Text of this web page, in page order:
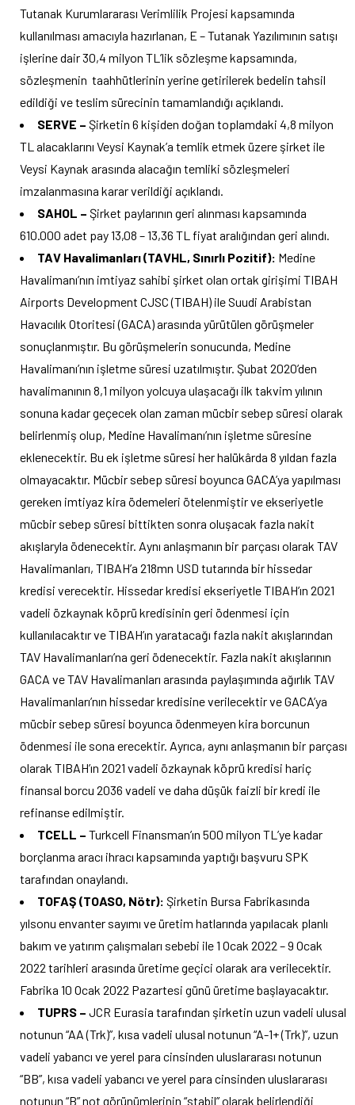
Tutanak Kurumlararası Verimlilik Projesi kapsamında
kullanılması amacıyla hazırlanan, E – Tutanak Yazılımının satışı
işlerine dair 30,4 milyon TL’lik sözleşme kapsamında,
sözleşmenin taahhütlerinin yerine getirilerek bedelin tahsil
edildiği ve teslim sürecinin tamamlandığı açıklandı.
SERVE – Şirketin 6 kişiden doğan toplamdaki 4,8 milyon
TL alacaklarını Veysi Kaynak’a temlik etmek üzere şirket ile
Veysi Kaynak arasında alacağın temliki sözleşmeleri
imzalanmasına karar verildiği açıklandı.
SAHOL – Şirket paylarının geri alınması kapsamında
610.000 adet pay 13,08 – 13,36 TL fiyat aralığından geri alındı.
TAV Havalimanları (TAVHL, Sınırlı Pozitif): Medine
Havalimanı’nın imtiyaz sahibi şirket olan ortak girişimi TIBAH
Airports Development CJSC (TIBAH) ile Suudi Arabistan
Havacılık Otoritesi (GACA) arasında yürütülen görüşmeler
sonuçlanmıştır. Bu görüşmelerin sonucunda, Medine
Havalimanı’nın işletme süresi uzatılmıştır. Şubat 2020’den
havalimanının 8,1 milyon yolcuya ulaşacağı ilk takvim yılının
sonuna kadar geçecek olan zaman mücbir sebep süresi olarak
belirlenmiş olup, Medine Havalimanı’nın işletme süresine
eklenecektir. Bu ek işletme süresi her halükârda 8 yıldan fazla
olmayacaktır. Mücbir sebep süresi boyunca GACA’ya yapılması
gereken imtiyaz kira ödemeleri ötelenmiştir ve ekseriyetle
mücbir sebep süresi bittikten sonra oluşacak fazla nakit
akışlaryla ödenecektir. Aynı anlaşmanın bir parçası olarak TAV
Havalimanları, TIBAH’a 218mn USD tutarında bir hissedar
kredisi verecektir. Hissedar kredisi ekseriyetle TIBAH’ın 2021
vadeli özkaynak köprü kredisinin geri ödenmesi için
kullanılacaktır ve TIBAH’ın yaratacağı fazla nakit akışlarından
TAV Havalimanları’na geri ödenecektir. Fazla nakit akışlarının
GACA ve TAV Havalimanları arasında paylaşımında ağırlık TAV
Havalimanları’nın hissedar kredisine verilecektir ve GACA’ya
mücbir sebep süresi boyunca ödenmeyen kira borcunun
ödenmesi ile sona erecektir. Ayrıca, aynı anlaşmanın bir parçası
olarak TIBAH’ın 2021 vadeli özkaynak köprü kredisi hariç
finansal borcu 2036 vadeli ve daha düşük faizli bir kredi ile
refinanse edilmiştir.
TCELL – Turkcell Finansman’ın 500 milyon TL’ye kadar
borçlanma aracı ihracı kapsamında yaptığı başvuru SPK
tarafından onaylandı.
TOFAŞ (TOASO, Nötr): Şirketin Bursa Fabrikasında
yılsonu envanter sayımı ve üretim hatlarında yapılacak planlı
bakım ve yatırım çalışmaları sebebi ile 1 Ocak 2022 – 9 Ocak
2022 tarihleri arasında üretime geçici olarak ara verilecektir.
Fabrika 10 Ocak 2022 Pazartesi günü üretime başlayacaktır.
TUPRS – JCR Eurasia tarafından şirketin uzun vadeli ulusal
notunun “AA (Trk)”, kısa vadeli ulusal notunun “A-1+ (Trk)”, uzun
vadeli yabancı ve yerel para cinsinden uluslararası notunun
“BB”, kısa vadeli yabancı ve yerel para cinsinden uluslararası
notunun “B” not görünümlerinin “stabil” olarak belirlendiği